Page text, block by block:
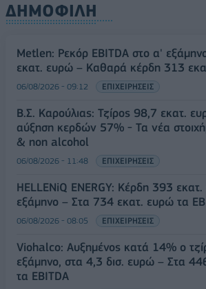
ΔΗΜΟΦΙΛΗ
Metlen: Ρεκόρ EBITDA στο α'
εκατ. ευρώ – Καθαρά κέρδη 313
06/08/2026 - 09:12 ΕΠΙΧΕΙΡΗΣΕΙΣ
Β.Σ. Καρούλιας: Τζίρος 98,7 εκατ.
αύξηση κερδών 57% - Τα νέα
& non alcohol
06/08/2026 - 11:48 ΕΠΙΧΕΙΡΗΣΕΙΣ
HELLENiQ ENERGY: Κέρδη 393
εξάμηνο – Στα 734 εκατ. ευρώ τα
06/08/2026 - 08:05 ΕΠΙΧΕΙΡΗΣΕΙΣ
Viohalco: Αυξημένος κατά 14% ο
εξάμηνο, στα 4,3 δισ. ευρώ – Στα
τα EBITDA